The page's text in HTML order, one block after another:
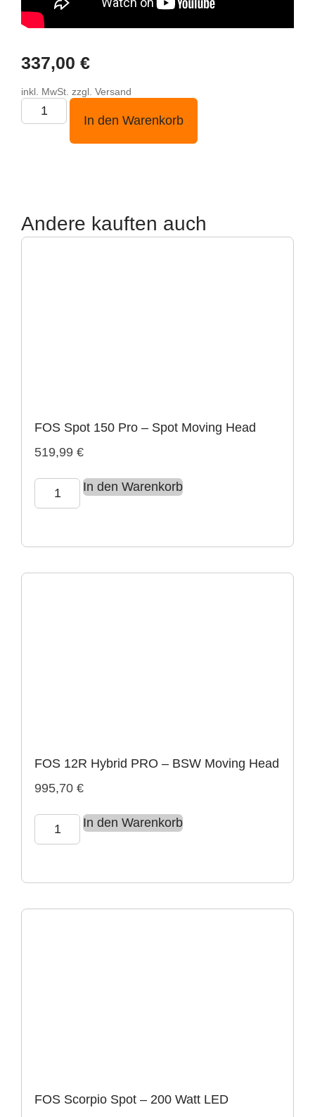
337,00 €
inkl. MwSt. zzgl. Versand
In den Warenkorb
Andere kauften auch
FOS Spot 150 Pro – Spot Moving Head
519,99 €
In den Warenkorb
FOS 12R Hybrid PRO – BSW Moving Head
995,70 €
In den Warenkorb
FOS Scorpio Spot – 200 Watt LED